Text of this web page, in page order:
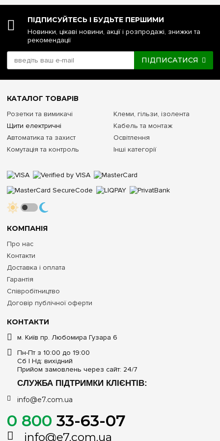
ПІДПИСУЙТЕСЬ І БУДЬТЕ ПЕРШИМИ
Новинки, цікаві новини, акції і розпродажі, знижки та
рекомендації
ПІДПИСАТИСЯ
КОНТАКТИ
м. Київ пр. Любомира Гузара 6
Пн-Пт з 10:00 до 19:00
Сб | Нд: вихідний
Прийом замовлень через сайт: 24/7
СЛУЖБА ПІДТРИМКИ КЛІЄНТІВ:
info@e7.com.ua
0 800 33-63-07
info@e7.com.ua
КОМПАНІЯ
Про нас
Контакти
Доставка і оплата
Гарантія
Співробітництво
Договір публічної оферти
КАТАЛОГ ТОВАРІВ
Розетки та вимикачі
Щити електричні
Автоматика та захист
Комутація та контроль
Клеми, гільзи, ізолента
Кабель та монтаж
Освітлення
Інші категорії